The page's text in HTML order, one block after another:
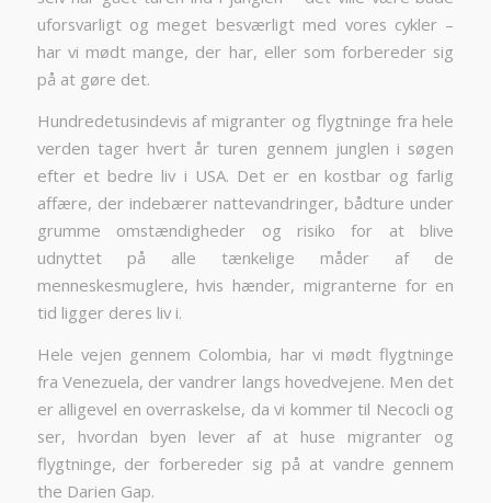
uforsvarligt og meget besværligt med vores cykler –
har vi mødt mange, der har, eller som forbereder sig
på at gøre det.
Hundredetusindevis af migranter og flygtninge fra hele
verden tager hvert år turen gennem junglen i søgen
efter et bedre liv i USA. Det er en kostbar og farlig
affære, der indebærer nattevandringer, bådture under
grumme omstændigheder og risiko for at blive
udnyttet på alle tænkelige måder af de
menneskesmuglere, hvis hænder, migranterne for en
tid ligger deres liv i.
Hele vejen gennem Colombia, har vi mødt flygtninge
fra Venezuela, der vandrer langs hovedvejene. Men det
er alligevel en overraskelse, da vi kommer til Necocli og
ser, hvordan byen lever af at huse migranter og
flygtninge, der forbereder sig på at vandre gennem
the Darien Gap.